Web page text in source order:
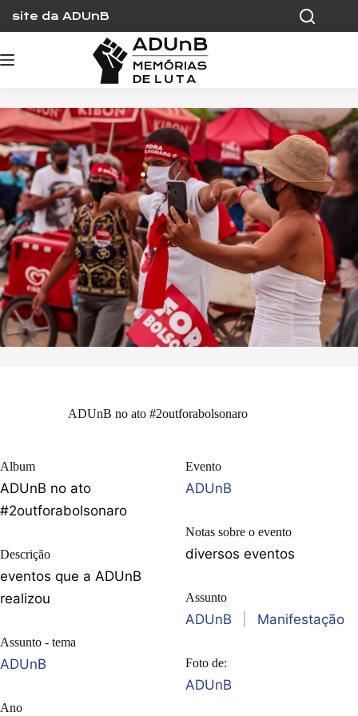
content
site da ADUnB
ADUnB no ato #2outforabolsonaro
Album
ADUnB no ato
#2outforabolsonaro
Descrição
eventos que a ADUnB
realizou
Assunto - tema
ADUnB
Ano
Evento
ADUnB
Notas sobre o evento
diversos eventos
Assunto
ADUnB Manifestação
Foto de:
ADUnB